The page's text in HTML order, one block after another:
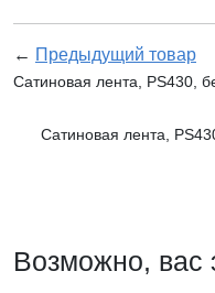
← Предыдущий товар
Сатиновая лента, PS430,
Сатиновая лента,
Возможно, вас